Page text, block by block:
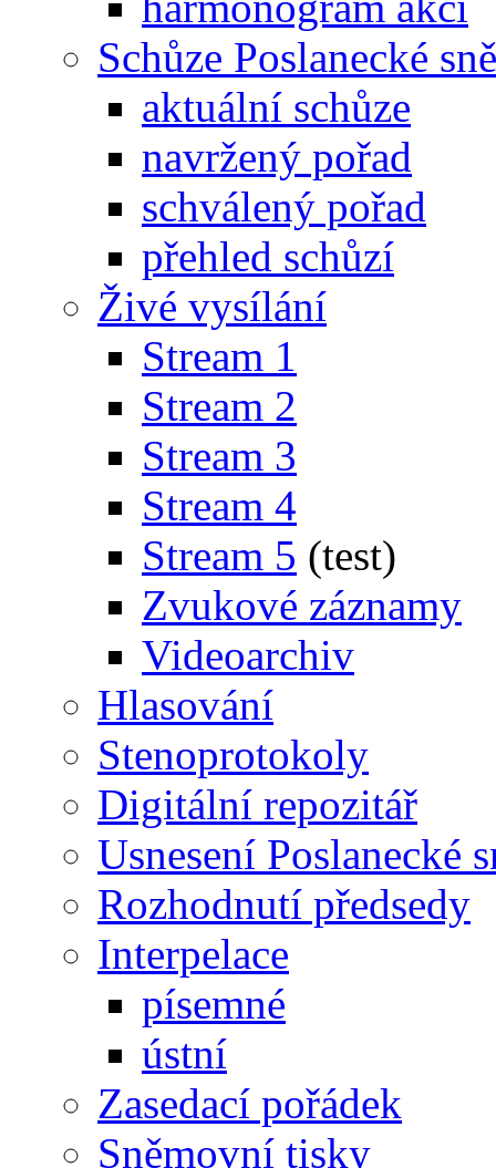
Schůze Poslanecké
aktuální schůze
navržený pořad
schválený pořad
přehled schůzí
Živé vysílání
Stream 1
Stream 2
Stream 3
Stream 4
Stream 5 (test)
Zvukové záznamy
Videoarchiv
Hlasování
Stenoprotokoly
Digitální repozitář
Usnesení Poslanecké
Rozhodnutí předsedy
Interpelace
písemné
ústní
Zasedací pořádek
Sněmovní tisky